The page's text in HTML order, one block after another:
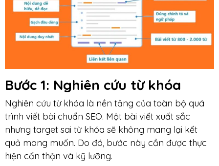
Bước 1: Nghiên cứu từ khóa
Nghiên cứu từ khóa là nền tảng của toàn bộ quá
trình viết bài chuẩn SEO. Một bài viết xuất sắc
nhưng target sai từ khóa sẽ không mang lại kết
quả mong muốn. Do đó, bước này cần được thực
hiện cẩn thận và kỹ lưỡng.